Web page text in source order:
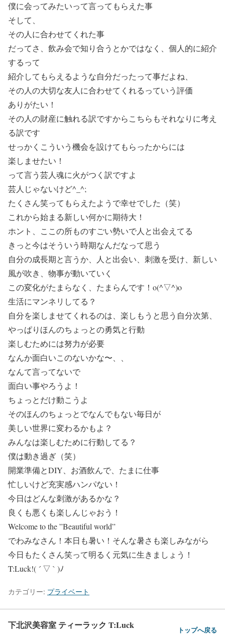
僕に会ってみたいって言ってもらえた事
そして、
その人に合わせてくれた事
だってさ、飲み会で知り合うとかではなく、個人的に紹介
するって
紹介してもらえるような自分だったって事だよね、
その人の大切な友人に合わせてくれるっていう評価
ありがたい！
その人の財産に触れる訳ですからこちらもそれなりに考え
る訳です
せっかくこういう機会を設けてもらったからには
楽しませたい！
って言う芸人魂に火がつく訳ですよ
芸人じゃないけど^_^;
たくさん笑ってもらえたようで幸せでした（笑）
これから始まる新しい何かに期待大！
ホント、ここの所ものすごい勢いで人と出会えてる
きっと今はそういう時期なんだなって思う
自分の成長期と言うか、人と出会い、刺激を受け、新しい
風が吹き、物事が動いていく
この変化がたまらなく、たまらんです！o(^▽^)o
生活にマンネリしてる？
自分を楽しませてくれるのは、楽しもうと思う自分次第、
やっぱりほんのちょっとの勇気と行動
楽しむためには努力が必要
なんか面白いこのないかな〜、、
なんて言ってないで
面白い事やろうよ！
ちょっとだけ動こうよ
そのほんのちょっとでなんでもない毎日が
美しい世界に変わるかもよ？
みんなは楽しむために行動してる？
僕は動き過ぎ（笑）
開業準備とDIY、お酒飲んで、たまに仕事
忙しいけど充実感ハンパない！
今日はどんな刺激があるかな？
良くも悪くも楽しんじゃおう！
Welcome to the ”Beautiful world”
でわみなさん！本日も暑い！そんな暑さも楽しみながら
今日もたくさん笑って明るく元気に生きましょう！
T:Luck!( ´ ▽ ` )ﾉ
カテゴリー: プライベート
下北沢美容室 ティーラック T:Luck トップへ戻る